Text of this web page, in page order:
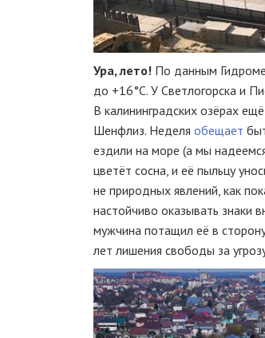
Ура, лето! По данным
до +16°С. У Светлогорска и
В калининградских озёрах ещё
Шенфлиз. Неделя обещает
ездили на море (а мы
цветёт сосна, и её пыльцу
не природных явлений, как
настойчиво оказывать знаки
мужчина потащил её в
лет лишения свободы за